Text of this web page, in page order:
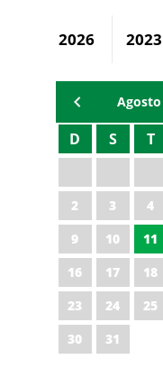
2026 2023
Agosto
D S T
2
3 4
9
10 11
16
17 18
23
24 25
30
31